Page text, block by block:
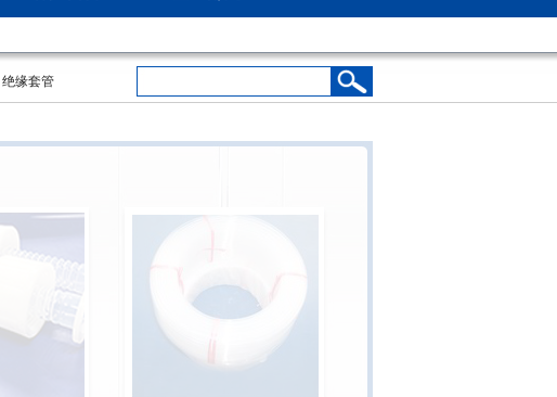
绝缘套管